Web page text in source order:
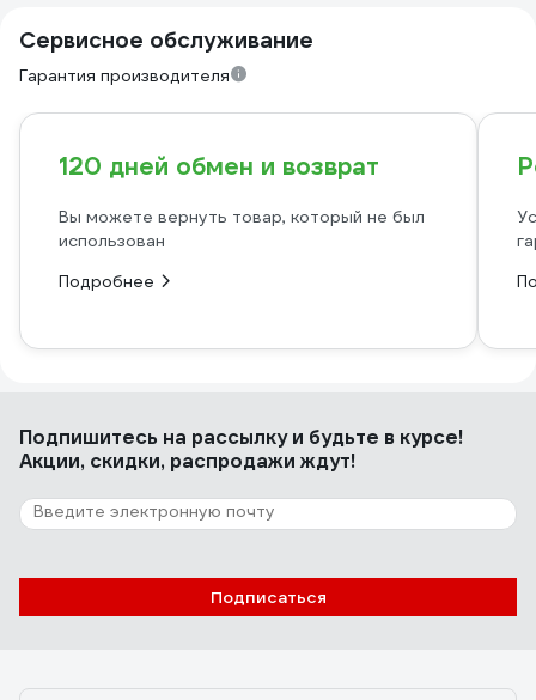
Сервисное обслуживание
Гарантия производителя
120 дней обмен и возврат
Вы можете вернуть товар, который не был
использован
Подробнее
Подпишитесь на рассылкуи будьте в курсе!
Акции, скидки, распродажи ждут!
Подписаться